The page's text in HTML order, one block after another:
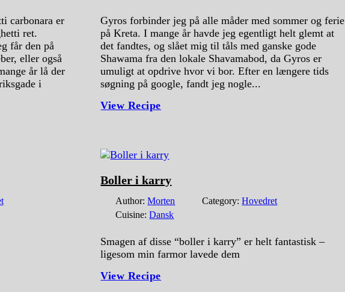
carbonara er
ret.
får den på
eller også
år lå der
i
Gyros forbinder jeg på alle måder med sommer og ferie
på Kreta. I mange år havde jeg egentligt helt glemt at
det fandtes, og slået mig til tåls med ganske gode
Shawama fra den lokale Shavamabod, da Gyros er
umuligt at opdrive hvor vi bor. Efter en længere tids
søgning på google, fandt jeg nogle...
View Recipe
Boller i karry
Author:Morten Category:Hovedret
Cuisine:Dansk
Smagen af disse “boller i karry” er helt fantastisk –
ligesom min farmor lavede dem
View Recipe